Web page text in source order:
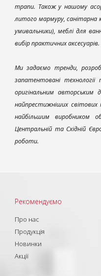
трапи. Також у нашому
литого мармуру, санітарна
умивальники), меблі для
вибір практичних аксесуарів.
Ми задаємо тренди,
запатентовані
оригінальним авторським
найпрестижніших світових
найбільшим виробником
Центральній та Східній
роботи.
Рекомендуємо
Про нас
Продукція
Новинки
Акції